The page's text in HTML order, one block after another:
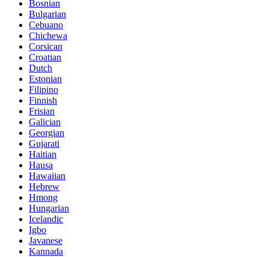
Bosnian
Bulgarian
Cebuano
Chichewa
Corsican
Croatian
Dutch
Estonian
Filipino
Finnish
Frisian
Galician
Georgian
Gujarati
Haitian
Hausa
Hawaiian
Hebrew
Hmong
Hungarian
Icelandic
Igbo
Javanese
Kannada